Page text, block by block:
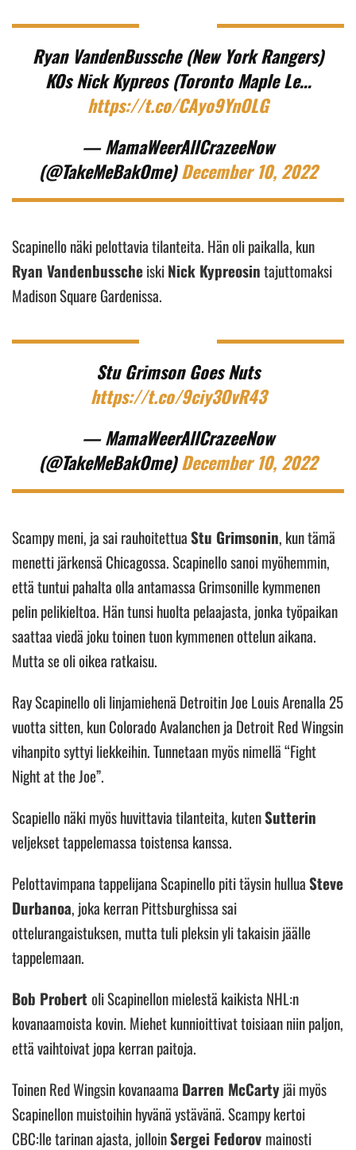
Ryan VandenBussche (New York Rangers)
KOs Nick Kypreos (Toronto Maple Le…
https://t.co/CAyo9YnOLG
— MamaWeerAllCrazeeNow
(@TakeMeBakOme)December 10, 2022
Scapinello näki pelottavia tilanteita. Hän oli paikalla, kun
Ryan VandenbusscheiskiNick Kypreosintajuttomaksi
Madison Square Gardenissa.
Stu Grimson Goes Nuts
https://t.co/9ciy3OvR43
— MamaWeerAllCrazeeNow
(@TakeMeBakOme)December 10, 2022
Scampy meni, ja sai rauhoitettuaStu Grimsonin, kun tämä
menetti järkensä Chicagossa. Scapinello sanoi myöhemmin,
että tuntui pahalta olla antamassa Grimsonille kymmenen
pelin pelikieltoa. Hän tunsi huolta pelaajasta, jonka työpaikan
saattaa viedä joku toinen tuon kymmenen ottelun aikana.
Mutta se oli oikea ratkaisu.
Ray Scapinello oli linjamiehenä Detroitin Joe Louis Arenalla 25
vuotta sitten, kun Colorado Avalanchen ja Detroit Red Wingsin
vihanpito syttyi liekkeihin. Tunnetaan myös nimellä “Fight
Night at the Joe”.
Scapiello näki myös huvittavia tilanteita, kutenSutterin
veljekset tappelemassa toistensa kanssa.
Pelottavimpana tappelijana Scapinello piti täysin hulluaSteve
Durbanoa, joka kerran Pittsburghissa sai
ottelurangaistuksen, mutta tuli pleksin yli takaisin jäälle
tappelemaan.
Bob Probertoli Scapinellon mielestä kaikista NHL:n
kovanaamoista kovin. Miehet kunnioittivat toisiaan niin paljon,
että vaihtoivat jopa kerran paitoja.
Toinen Red Wingsin kovanaama Darren McCartyjäi myös
Scapinellon muistoihin hyvänä ystävänä. Scampy kertoi
CBC:lle tarinan ajasta, jolloinSergei Fedorov mainosti